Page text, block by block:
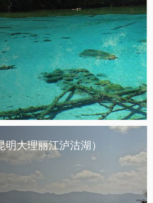
大理丽江泸沽湖）